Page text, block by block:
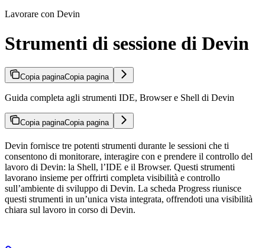
Lavorare con Devin
Strumenti di sessione di Devin
Copia paginaCopia pagina
Guida completa agli strumenti IDE, Browser e Shell di Devin
Copia paginaCopia pagina
Devin fornisce tre potenti strumenti durante le sessioni che ti
consentono di monitorare, interagire con e prendere il controllo del
lavoro di Devin: la Shell, l’IDE e il Browser. Questi strumenti
lavorano insieme per offrirti completa visibilità e controllo
sull’ambiente di sviluppo di Devin. La scheda Progress riunisce
questi strumenti in un’unica vista integrata, offrendoti una visibilità
chiara sul lavoro in corso di Devin.